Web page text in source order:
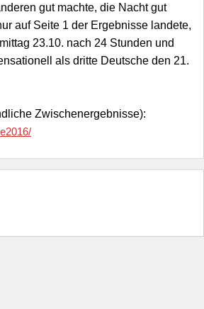
gut machte, die Nacht gut
auf Seite 1 der Ergebnisse landete,
23.10. nach 24 Stunden und
als dritte Deutsche den 21.
Zwischenergebnisse):